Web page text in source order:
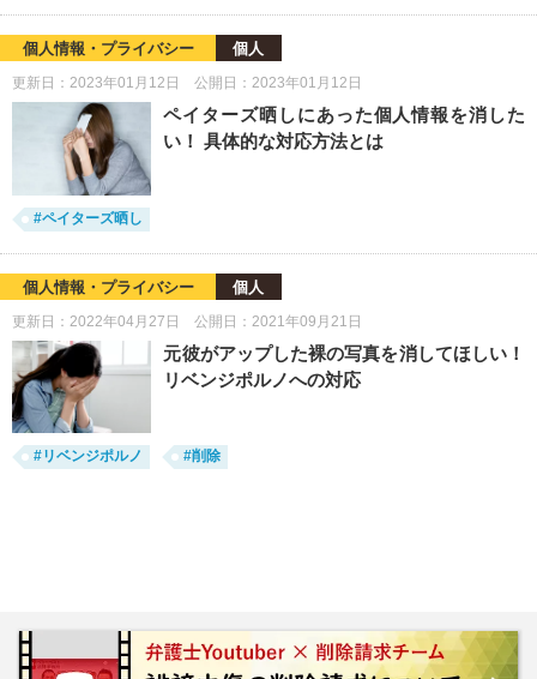
個人情報・プライバシー 個人
更新日：2023年01月12日 公開日：2023年01月12日
ペイターズ晒しにあった個人情報を消した
い！ 具体的な対応方法とは
#ペイターズ晒し
個人情報・プライバシー 個人
更新日：2022年04月27日 公開日：2021年09月21日
元彼がアップした裸の写真を消してほしい！
リベンジポルノへの対応
#リベンジポルノ #削除